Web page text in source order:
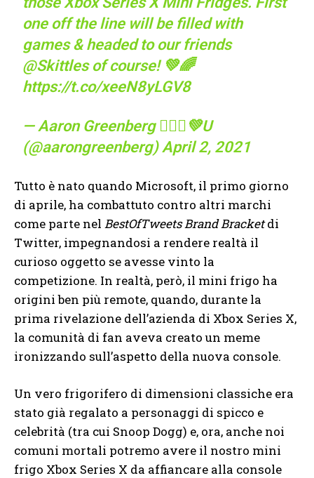
one off the line will be filled with
games & headed to our friends
@Skittlesof course! 💚🌈
https://t.co/xeeN8yLGV8
— Aaron Greenberg 🙅🏼‍♂️💚U
(@aarongreenberg) April 2, 2021
Tutto è nato quando Microsoft, il primo giorno
di aprile, ha combattuto contro altri marchi
come parte nel BestOfTweets Brand Bracketdi
Twitter, impegnandosi a rendere realtà il
curioso oggetto se avesse vinto la
competizione. In realtà, però, il mini frigo ha
origini ben più remote, quando, durante la
prima rivelazione dell’azienda di Xbox Series X,
la comunità di fan aveva creato un meme
ironizzando sull’aspetto della nuova console.
Un vero frigorifero di dimensioni classiche era
stato già regalato a personaggi di spicco e
celebrità (tra cui Snoop Dogg) e, ora, anche noi
comuni mortali potremo avere il nostro mini
frigo Xbox Series X da affiancare alla console